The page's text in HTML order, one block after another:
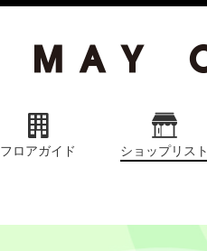
フロアガイド ショップリスト